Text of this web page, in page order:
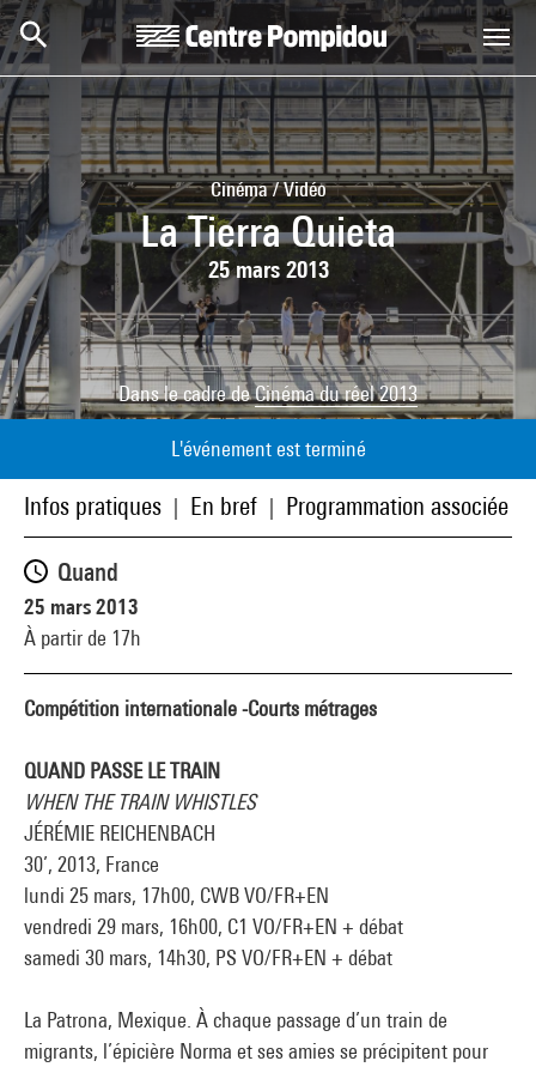
Aller au contenu principal
Centre Pompidou
Cinéma / Vidéo
La Tierra Quieta
25 mars 2013
Dans le cadre deCinéma du réel 2013
L'événement est terminé
Infos pratiques En bref Programmation associée
Compétition internationale -Courts métrages
QUAND PASSE LE TRAIN
WHEN THE TRAIN WHISTLES
JÉRÉMIE REICHENBACH
30’, 2013, France
lundi 25 mars, 17h00, CWB VO/FR+EN
vendredi 29 mars, 16h00, C1 VO/FR+EN + débat
samedi 30 mars, 14h30, PS VO/FR+EN + débat
La Patrona, Mexique. À chaque passage d’un train de
migrants, l’épicière Norma et ses amies se précipitent pour
Quand
25 mars 2013
À partir de 17h